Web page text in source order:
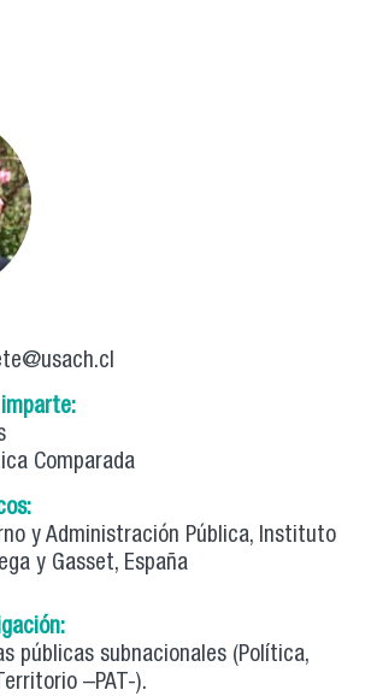
Comparada
y Administración Pública, Instituto
y Gasset, España
públicas subnacionales (Política,
–PAT-).